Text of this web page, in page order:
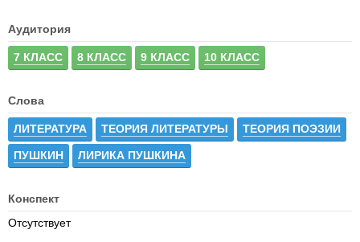
Аудитория
7 КЛАСС 8 КЛАСС 9 КЛАСС 10 КЛАСС
Слова
ЛИТЕРАТУРА ТЕОРИЯ ЛИТЕРАТУРЫ ТЕОРИЯ ПОЭЗИИ
ПУШКИН ЛИРИКА ПУШКИНА
Конспект
Отсутствует